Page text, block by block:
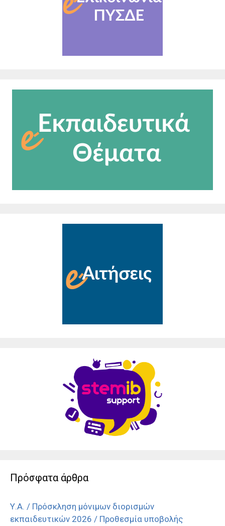
Πρόσφατα άρθρα
Υ.Α. / Πρόσκληση μόνιμων διορισμών
εκπαιδευτικών 2026 / Προθεσμία υποβολής